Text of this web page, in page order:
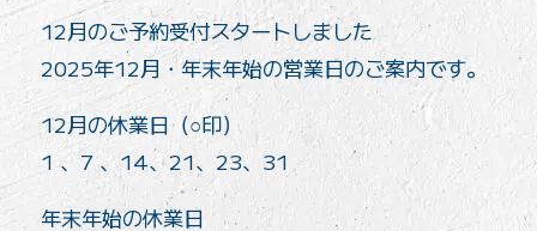
12月のご予約受付スタートしました
2025年12月・年末年始の営業日のご案内です。
12月の休業日（○印）
1 、7 、14、21、23、31
年末年始の休業日